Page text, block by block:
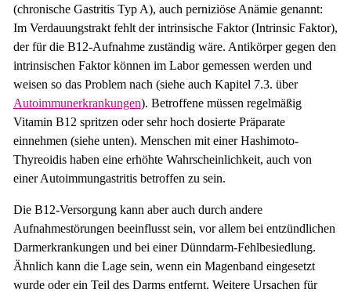
(chronische Gastritis Typ A), auch perniziöse Anämie genannt:
Im Verdauungstrakt fehlt der intrinsische Faktor (Intrinsic Faktor),
der für die B12-Aufnahme zuständig wäre. Antikörper gegen den
intrinsischen Faktor können im Labor gemessen werden und
weisen so das Problem nach (siehe auch Kapitel 7.3. über
Autoimmunerkrankungen). Betroffene müssen regelmäßig
Vitamin B12 spritzen oder sehr hoch dosierte Präparate
einnehmen (siehe unten). Menschen mit einer Hashimoto-
Thyreoidis haben eine erhöhte Wahrscheinlichkeit, auch von
einer Autoimmungastritis betroffen zu sein.
Die B12-Versorgung kann aber auch durch andere
Aufnahmestörungen beeinflusst sein, vor allem bei entzündlichen
Darmerkrankungen und bei einer Dünndarm-Fehlbesiedlung.
Ähnlich kann die Lage sein, wenn ein Magenband eingesetzt
wurde oder ein Teil des Darms entfernt. Weitere Ursachen für